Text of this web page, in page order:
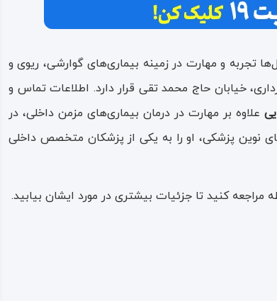
و مهارت در زمینه بیماری‌های گوارشی، ریوی و
خیابان حاج محمد تقی قرار دارد. اطلاعات تماس و
علاوه بر مهارت در درمان بیماری‌های مزمن داخلی، در
نوین پزشکی، او را به یکی از پزشکان متخصص داخلی
کنید تا جزئیات بیشتری در مورد ایشان بیابید.